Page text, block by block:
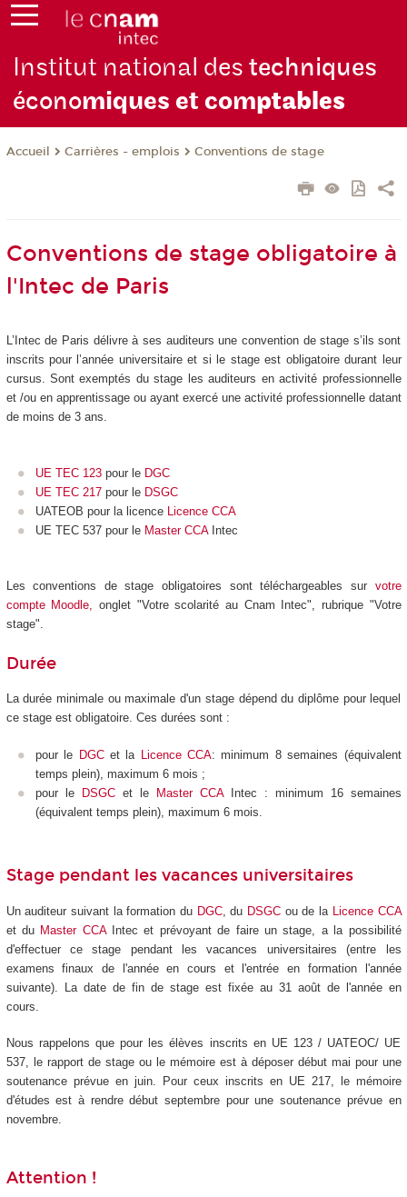
Institut national destechniques
économiques et comptables
Accueil Carrières - emplois Conventions de stage
Conventions de stage obligatoire à
l'Intec de Paris
L’Intec de Paris délivre à ses auditeurs une convention de stage s’ils sont
inscrits pour l’année universitaire et si le stage est obligatoire durant leur
cursus. Sont exemptés du stage les auditeurs en activité professionnelle
et /ou en apprentissage ou ayant exercé une activité professionnelle datant
de moins de 3 ans.
UE TEC 123 pour le DGC
UE TEC 217 pour le DSGC
UATEOB pour la licence
Licence CCA
UE TEC 537 pour le Master CCAIntec
Les conventions de stage obligatoires sont téléchargeables sur votre
compte Moodle, onglet "Votre scolarité au Cnam Intec", rubrique "Votre
stage".
Durée
La durée minimale ou maximale d'un stage dépend du diplôme pour lequel
ce stage est obligatoire. Ces durées sont :
pour le DGCet la Licence CCA: minimum 8 semaines (équivalent
temps plein), maximum 6 mois ;
pour le
DSGCet le Master CCAIntec : minimum 16 semaines
(équivalent temps plein), maximum 6 mois.
Stage pendant les vacances universitaires
Un auditeur suivant la formation du DGC, du DSGC ou de la Licence CCA
et du Master CCAIntec et prévoyant de faire un stage, a la possibilité
d'effectuer ce stage pendant les vacances universitaires (entre les
examens finaux de l'année en cours et l'entrée en formation l'année
suivante). La date de fin de stage est fixée au 31 août de l'année en
cours.
Nous rappelons que pour les élèves inscrits en UE 123 / UATEOC/ UE
537, le rapport de stage ou le mémoire est à déposer début mai pour une
soutenance prévue en juin. Pour ceux inscrits en UE 217, le mémoire
d'études est à rendre début septembre pour une soutenance prévue en
novembre.
Attention !